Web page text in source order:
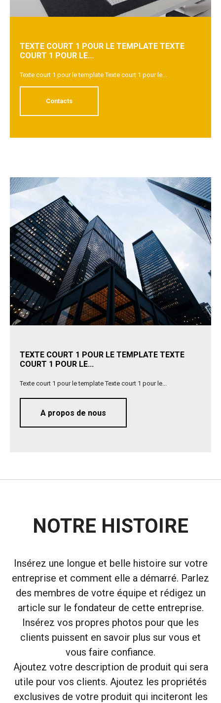
TEXTE COURT 1 POUR LE TEMPLATE TEXTE
COURT 1 POUR LE...
Texte court 1 pour le template Texte court 1 pour le...
Contacts
TEXTE COURT 1 POUR LE TEMPLATE TEXTE
COURT 1 POUR LE...
Texte court 1 pour le template Texte court 1 pour le...
A propos de nous
NOTRE HISTOIRE
Insérez une longue et belle histoire sur votre
entreprise et comment elle a démarré. Parlez
des membres de votre équipe et rédigez un
article sur le fondateur de cette entreprise.
Insérez vos propres photos pour que les
clients puissent en savoir plus sur vous et
vous faire confiance.
Ajoutez votre description de produit qui sera
utile pour vos clients. Ajoutez les propriétés
exclusives de votre produit qui inciteront les